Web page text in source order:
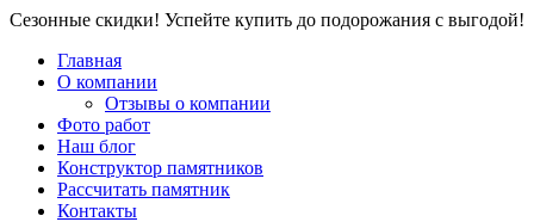
Сезонные скидки! Успейте купить до подорожания с выгодой!
Главная
О компании
Отзывы о компании
Фото работ
Наш блог
Конструктор памятников
Рассчитать памятник
Контакты